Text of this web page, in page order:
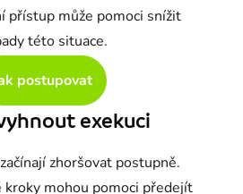
přístup může pomoci snížit
této situace.
postupovat
exekuci
zhoršovat postupně.
kroky mohou pomoci předejít